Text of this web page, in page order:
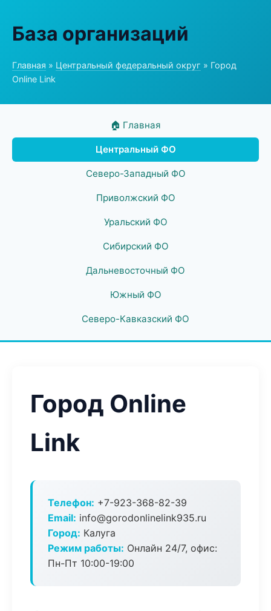
База организаций
Главная » Центральный федеральный округ » Город
Online Link
🏠 Главная
Центральный ФО
Северо-Западный ФО
Приволжский ФО
Уральский ФО
Сибирский ФО
Дальневосточный ФО
Южный ФО
Северо-Кавказский ФО
Город Online
Link
Телефон: +7-923-368-82-39
Email: info@gorodonlinelink935.ru
Город: Калуга
Режим работы: Онлайн 24/7, офис:
Пн-Пт 10:00-19:00